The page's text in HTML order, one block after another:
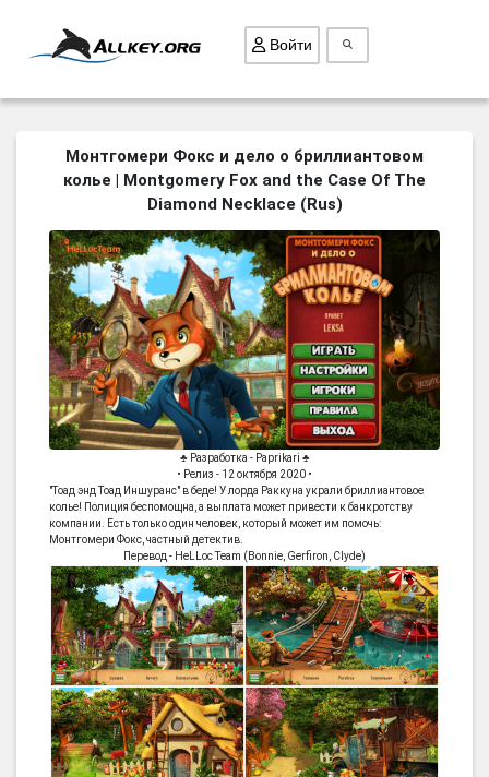
ВСЕ ИГРЫ
ПОИСК ПРЕДМЕТОВ
БИЗНЕС
ТРИ-В-РЯД
СТРАТЕГИИ
СТРЕЛЯЛКИ
КВЕСТ
КАК СКАЧАТЬ
Войти
Монтгомери Фокс и дело о бриллиантовом
колье | Montgomery Fox and the Case Of The
Diamond Necklace (Rus)
♣ Разработка - Paprikari ♣
• Релиз - 12 октября 2020 •
"Тоад энд Тоад Иншуранс" в беде! У лорда Раккуна украли бриллиантовое
колье! Полиция беспомощна, а выплата может привести к банкротству
компании. Есть только один человек, который может им помочь:
Монтгомери Фокс, частный детектив.
Перевод - HeLLoc Team (Bonnie, Gerfiron, Clyde)